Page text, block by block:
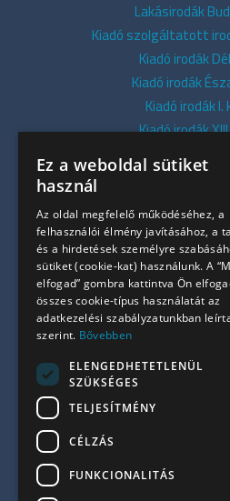
Lakásirodák
Kiadó szolgáltatott
Kiadó irodák
Kiadó irodák
Kiadó irodák
Kiadó irodák
Kiadó irodák
Kiadó irodák XI.
Kiadó belvárosi
Kiadó presztízs
Kiadó azonnali
Összes
Irodapiaci
+36 30 949
Ez a weboldal sütiket
használ
Az oldal megfelelő működéséhez, a
felhasználói élmény javításához, a
és a hirdetések személyre
sütiket (cookie-kat) használunk. A
elfogad” gombra kattintva Ön
összes cookie-típus használatát az
adatkezelési szabályzatunkban
szerint. Bővebben
ELENGEDHETETLENÜL
SZÜKSÉGES
TELJESÍTMÉNY
CÉLZÁS
FUNKCIONALITÁS